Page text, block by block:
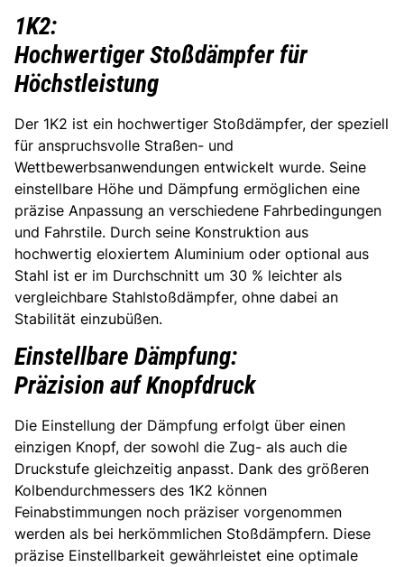
1K2:
Hochwertiger Stoßdämpfer für
Höchstleistung
Der 1K2 ist ein hochwertiger Stoßdämpfer, der speziell
für anspruchsvolle Straßen- und
Wettbewerbsanwendungen entwickelt wurde. Seine
einstellbare Höhe und Dämpfung ermöglichen eine
präzise Anpassung an verschiedene Fahrbedingungen
und Fahrstile. Durch seine Konstruktion aus
hochwertig eloxiertem Aluminium oder optional aus
Stahl ist er im Durchschnitt um 30 % leichter als
vergleichbare Stahlstoßdämpfer, ohne dabei an
Stabilität einzubüßen.
Einstellbare Dämpfung:
Präzision auf Knopfdruck
Die Einstellung der Dämpfung erfolgt über einen
einzigen Knopf, der sowohl die Zug- als auch die
Druckstufe gleichzeitig anpasst. Dank des größeren
Kolbendurchmessers des 1K2 können
Feinabstimmungen noch präziser vorgenommen
werden als bei herkömmlichen Stoßdämpfern. Diese
präzise Einstellbarkeit gewährleistet eine optimale